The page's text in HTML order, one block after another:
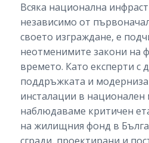
Всяка национална
независимо от
своето изграждане, е
неотменимите закони на
времето. Като експерти с
поддръжката и
инсталации в
наблюдаваме критичен
на жилищния фонд в